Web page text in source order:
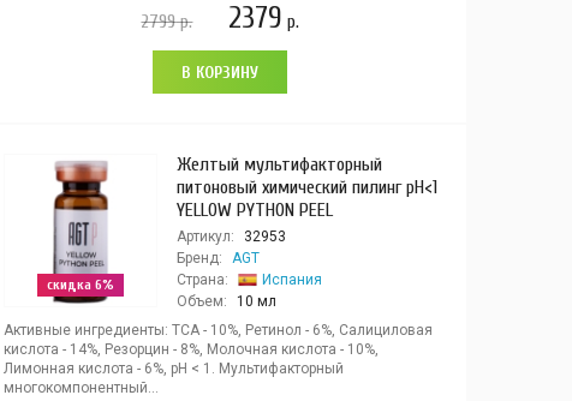
2799р. 2379 р.
В КОРЗИНУ
скидка 6%
Желтый мультифакторный
питоновый химический пилинг pH<1
YELLOW PYTHON PEEL
Артикул:
32953
Бренд:
AGT
Страна:
Испания
Объем:
10 мл
Активные ингредиенты: ТСА - 10%, Ретинол - 6%, Салициловая
кислота - 14%, Резорцин - 8%, Молочная кислота - 10%,
Лимонная кислота - 6%, pH < 1. Мультифакторный
многокомпонентный...